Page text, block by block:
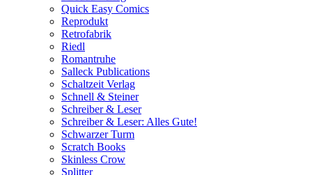
Quick Easy Comics
Reprodukt
Retrofabrik
Riedl
Romantruhe
Salleck Publications
Schaltzeit Verlag
Schnell & Steiner
Schreiber & Leser
Schreiber & Leser: Alles Gute!
Schwarzer Turm
Scratch Books
Skinless Crow
Splitter